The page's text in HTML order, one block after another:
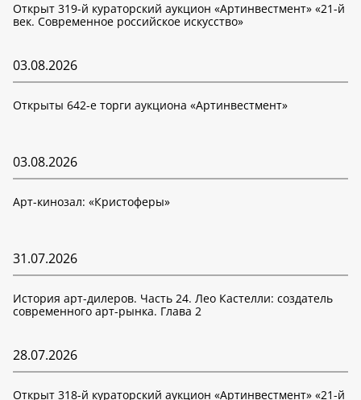
Открыт 319-й кураторский аукцион «Артинвестмент» «21-й
век. Современное российское искусство»
03.08.2026
Открыты 642-е торги аукциона «Артинвестмент»
03.08.2026
Арт-кинозал: «Кристоферы»
31.07.2026
История арт-дилеров. Часть 24. Лео Кастелли: создатель
современного арт-рынка. Глава 2
28.07.2026
Открыт 318-й кураторский аукцион «Артинвестмент» «21-й